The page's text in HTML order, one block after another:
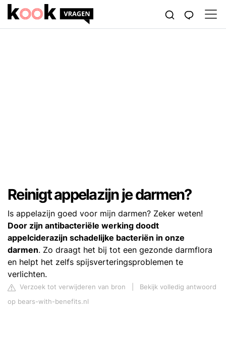
Reinigt appelazijn je darmen?
Is appelazijn goed voor mijn darmen? Zeker weten!
Door zijn antibacteriële werking doodt
appelciderazijn schadelijke bacteriën in onze
darmen. Zo draagt het bij tot een gezonde darmflora
en helpt het zelfs spijsverteringsproblemen te
verlichten.
Verzoek tot verwijderen van bron
Bekijk volledig antwoord
op bears-with-benefits.nl